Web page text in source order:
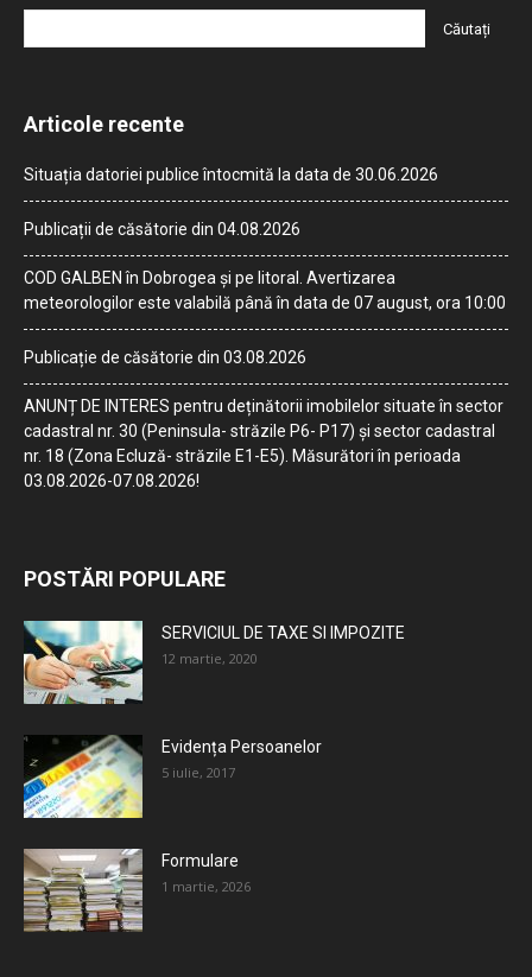
Articole recente
Situația datoriei publice întocmită la data de 30.06.2026
Publicații de căsătorie din 04.08.2026
COD GALBEN în Dobrogea și pe litoral. Avertizarea
meteorologilor este valabilă până în data de 07 august, ora 10:00
Publicație de căsătorie din 03.08.2026
ANUNȚ DE INTERES pentru deținătorii imobilelor situate în sector
cadastral nr. 30 (Peninsula- străzile P6- P17) și sector cadastral
nr. 18 (Zona Ecluză- străzile E1-E5). Măsurători în perioada
03.08.2026-07.08.2026!
POSTĂRI POPULARE
SERVICIUL DE TAXE SI IMPOZITE
12 martie, 2020
Evidența Persoanelor
5 iulie, 2017
Formulare
1 martie, 2026